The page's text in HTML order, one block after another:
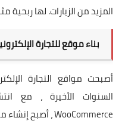
المزيد من الزيارات. لها ربحية
بناء موقع للتجارة
أصبحت مواقع التجارة
WooCommerce ، أصبح إنشاء موقع للتجارة الإلكترونية أسهل.